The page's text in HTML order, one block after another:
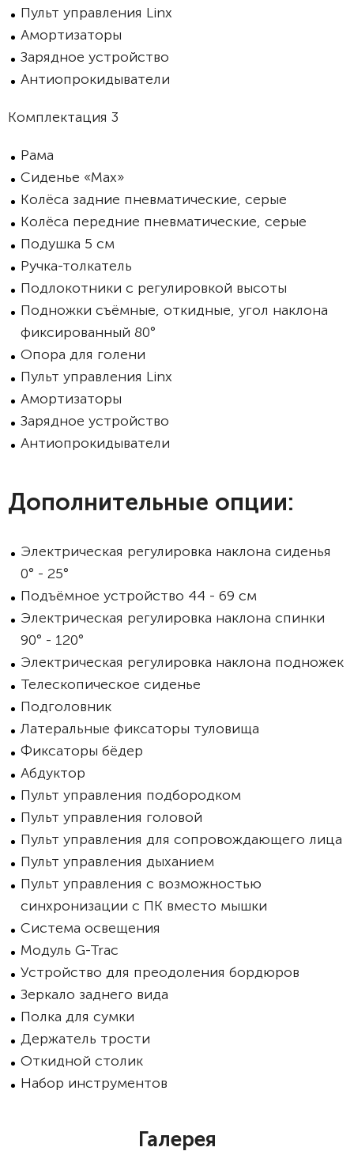
Пульт управления Linx
Амортизаторы
Зарядное устройство
Антиопрокидыватели
Комплектация 3
Рама
Сиденье «Max»
Колёса задние пневматические, серые
Колёса передние пневматические, серые
Подушка 5 см
Ручка-толкатель
Подлокотники с регулировкой высоты
Подножки съёмные, откидные, угол наклона
фиксированный 80°
Опора для голени
Пульт управления Linx
Амортизаторы
Зарядное устройство
Антиопрокидыватели
Дополнительные опции:
Электрическая регулировка наклона сиденья
0° - 25°
Подъёмное устройство 44 - 69 см
Электрическая регулировка наклона спинки
90° - 120°
Электрическая регулировка наклона подножек
Телескопическое сиденье
Подголовник
Латеральные фиксаторы туловища
Фиксаторы бёдер
Абдуктор
Пульт управления подбородком
Пульт управления головой
Пульт управления для сопровождающего лица
Пульт управления дыханием
Пульт управления с возможностью
синхронизации с ПК вместо мышки
Система освещения
Модуль G-Trac
Устройство для преодоления бордюров
Зеркало заднего вида
Полка для сумки
Держатель трости
Откидной столик
Набор инструментов
Галерея